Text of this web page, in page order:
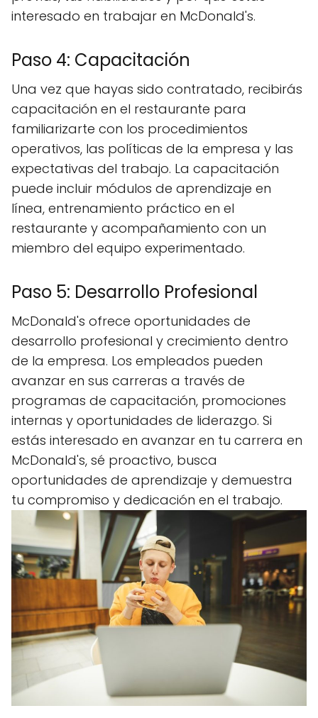
interesado en trabajar en McDonald's.
Paso 4: Capacitación
Una vez que hayas sido contratado, recibirás
capacitación en el restaurante para
familiarizarte con los procedimientos
operativos, las políticas de la empresa y las
expectativas del trabajo. La capacitación
puede incluir módulos de aprendizaje en
línea, entrenamiento práctico en el
restaurante y acompañamiento con un
miembro del equipo experimentado.
Paso 5: Desarrollo Profesional
McDonald's ofrece oportunidades de
desarrollo profesional y crecimiento dentro
de la empresa. Los empleados pueden
avanzar en sus carreras a través de
programas de capacitación, promociones
internas y oportunidades de liderazgo. Si
estás interesado en avanzar en tu carrera en
McDonald's, sé proactivo, busca
oportunidades de aprendizaje y demuestra
tu compromiso y dedicación en el trabajo.